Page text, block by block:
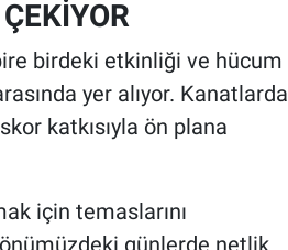
birdeki etkinliği ve hücum
yer alıyor. Kanatlarda
katkısıyla ön plana
için temaslarını
günlerde netlik